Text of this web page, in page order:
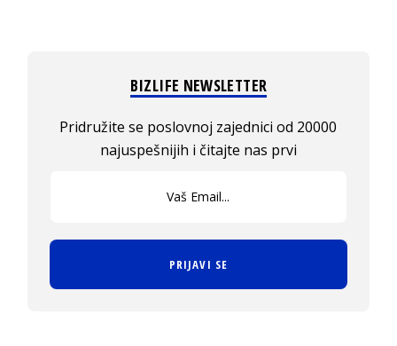
BIZLIFE NEWSLETTER
Pridružite se poslovnoj zajednici od 20000
najuspešnijih i čitajte nas prvi
PRIJAVI SE